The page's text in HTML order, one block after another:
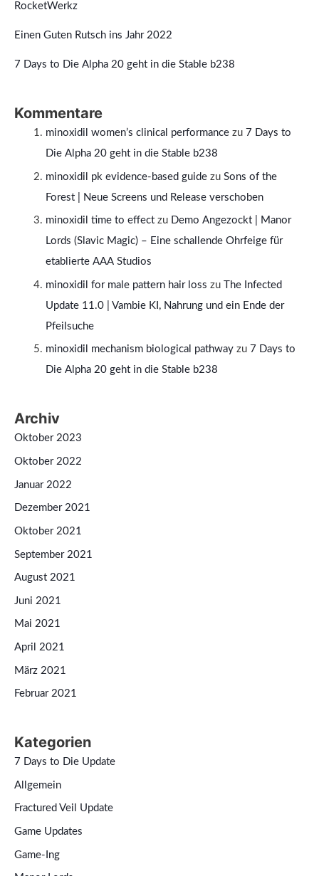
RocketWerkz
Einen Guten Rutsch ins Jahr 2022
7 Days to Die Alpha 20 geht in die Stable b238
Kommentare
minoxidil women’s clinical performancezu 7 Days to
Die Alpha 20 geht in die Stable b238
minoxidil pk evidence‑based guidezu Sons of the
Forest | Neue Screens und Release verschoben
minoxidil time to effectzu Demo Angezockt | Manor
Lords (Slavic Magic) – Eine schallende Ohrfeige für
etablierte AAA Studios
minoxidil for male pattern hair loss zu
The Infected
Update 11.0 | Vambie KI, Nahrung und ein Ende der
Pfeilsuche
minoxidil mechanism biological pathwayzu 7 Days to
Die Alpha 20 geht in die Stable b238
Archiv
Oktober 2023
Oktober 2022
Januar 2022
Dezember 2021
Oktober 2021
September 2021
August 2021
Juni 2021
Mai 2021
April 2021
März 2021
Februar 2021
Kategorien
7 Days to Die Update
Allgemein
Fractured Veil Update
Game Updates
Game-Ing